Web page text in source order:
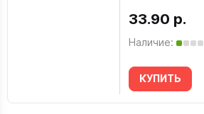
33.90 р.
Наличие:
КУПИТЬ